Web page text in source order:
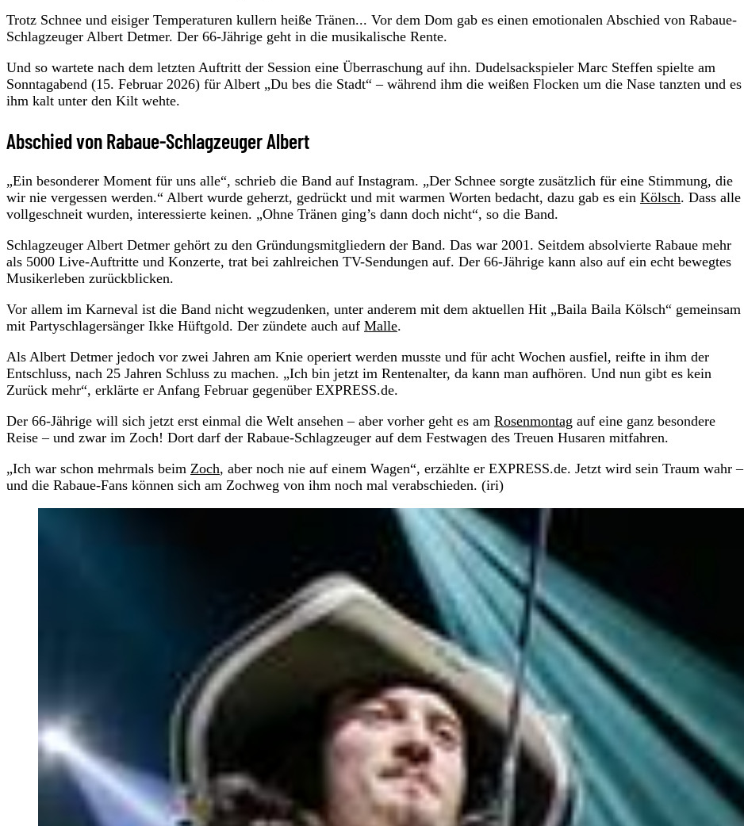
Trotz Schnee und eisiger Temperaturen kullern heiße Tränen... Vor dem Dom gab es einen emotionalen Abschied von Rabaue-
Schlagzeuger Albert Detmer. Der 66-Jährige geht in die musikalische Rente.
Und so wartete nach dem letzten Auftritt der Session eine Überraschung auf ihn. Dudelsackspieler Marc Steffen spielte am
Sonntagabend (15. Februar 2026) für Albert „Du bes die Stadt“ – während ihm die weißen Flocken um die Nase tanzten und es
ihm kalt unter den Kilt wehte.
Abschied von Rabaue-Schlagzeuger Albert
„Ein besonderer Moment für uns alle“, schrieb die Band auf Instagram. „Der Schnee sorgte zusätzlich für eine Stimmung, die
wir nie vergessen werden.“ Albert wurde geherzt, gedrückt und mit warmen Worten bedacht, dazu gab es ein Kölsch. Dass alle
vollgeschneit wurden, interessierte keinen. „Ohne Tränen ging’s dann doch nicht“, so die Band.
Schlagzeuger Albert Detmer gehört zu den Gründungsmitgliedern der Band. Das war 2001. Seitdem absolvierte Rabaue mehr
als 5000 Live-Auftritte und Konzerte, trat bei zahlreichen TV-Sendungen auf. Der 66-Jährige kann also auf ein echt bewegtes
Musikerleben zurückblicken.
Vor allem im Karneval ist die Band nicht wegzudenken, unter anderem mit dem aktuellen Hit „Baila Baila Kölsch“ gemeinsam
mit Partyschlagersänger Ikke Hüftgold. Der zündete auch auf Malle.
Als Albert Detmer jedoch vor zwei Jahren am Knie operiert werden musste und für acht Wochen ausfiel, reifte in ihm der
Entschluss, nach 25 Jahren Schluss zu machen. „Ich bin jetzt im Rentenalter, da kann man aufhören. Und nun gibt es kein
Zurück mehr“, erklärte er Anfang Februar gegenüber EXPRESS.de.
Der 66-Jährige will sich jetzt erst einmal die Welt ansehen – aber vorher geht es am Rosenmontag auf eine ganz besondere
Reise – und zwar im Zoch! Dort darf der Rabaue-Schlagzeuger auf dem Festwagen des Treuen Husaren mitfahren.
„Ich war schon mehrmals beim Zoch, aber noch nie auf einem Wagen“, erzählte er EXPRESS.de. Jetzt wird sein Traum wahr –
und die Rabaue-Fans können sich am Zochweg von ihm noch mal verabschieden. (iri)